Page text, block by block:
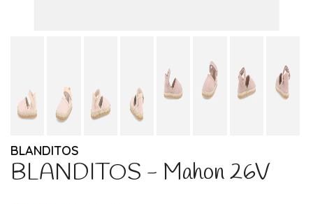
BLANDITOS
BLANDITOS - Mahon 26V